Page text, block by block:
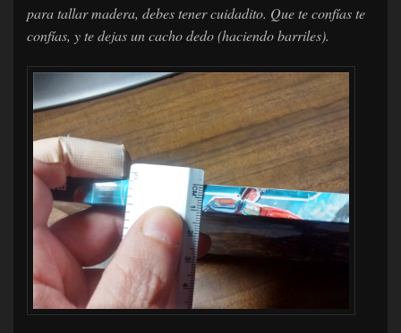
para tallar madera, debes tener cuidadito. Que te confías te
confías, y te dejas un cacho dedo (haciendo barriles).